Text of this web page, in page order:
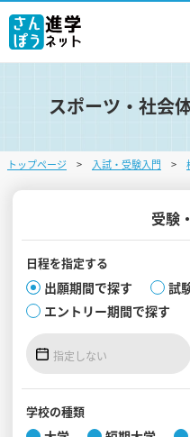
ログイン
・登録
学校を探す
オープンキャ
入試・受験入
スポーツ・社会
トップページ 入試・受験入門
受験
日程を指定する
出願期間で探す
試
エントリー期間で探す
学校の種類